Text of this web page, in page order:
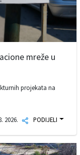
mreže u
projekata na
2026. PODIJELI